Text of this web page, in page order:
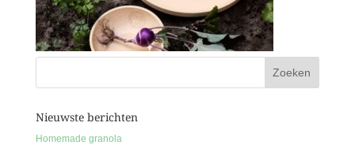
Nieuwste berichten
Homemade granola